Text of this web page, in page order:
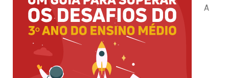
A